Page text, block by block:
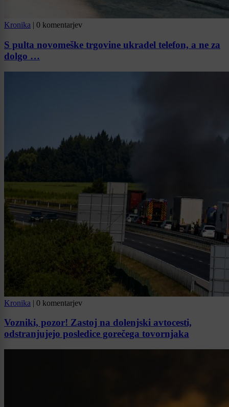
Kronika | 0 komentarjev
S pulta novomeške trgovine ukradel telefon, a ne za
dolgo …
Kronika | 0 komentarjev
Vozniki, pozor! Zastoj na dolenjski avtocesti,
odstranjujejo posledice gorečega tovornjaka